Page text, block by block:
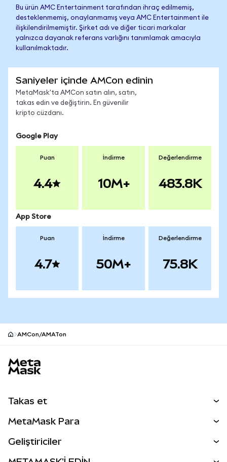
Bu ürün AMC Entertainment tarafından ihraç edilmemiş,
desteklenmemiş, onaylanmamış veya AMC Entertainment ile
ilişkilendirilmemiştir. Şirket adı ve diğer ticari markalar
yalnızca dayanak referans varlığını tanımlamak amacıyla
kullanılmaktadır.
Saniyeler içinde AMCon edinin
MetaMask'ta AMCon satın alın, satın,
takas edin ve değiştirin. En güvenilir
kripto cüzdanı.
Google Play
Puan
4.4
İndirme
10M+
Değerlendirme
483.8K
App Store
Puan
4.7
İndirme
50M+
Değerlendirme
75.8K
AMCon/AMATon
Takas et
Perps
MetaMask Para
Geliştiriciler